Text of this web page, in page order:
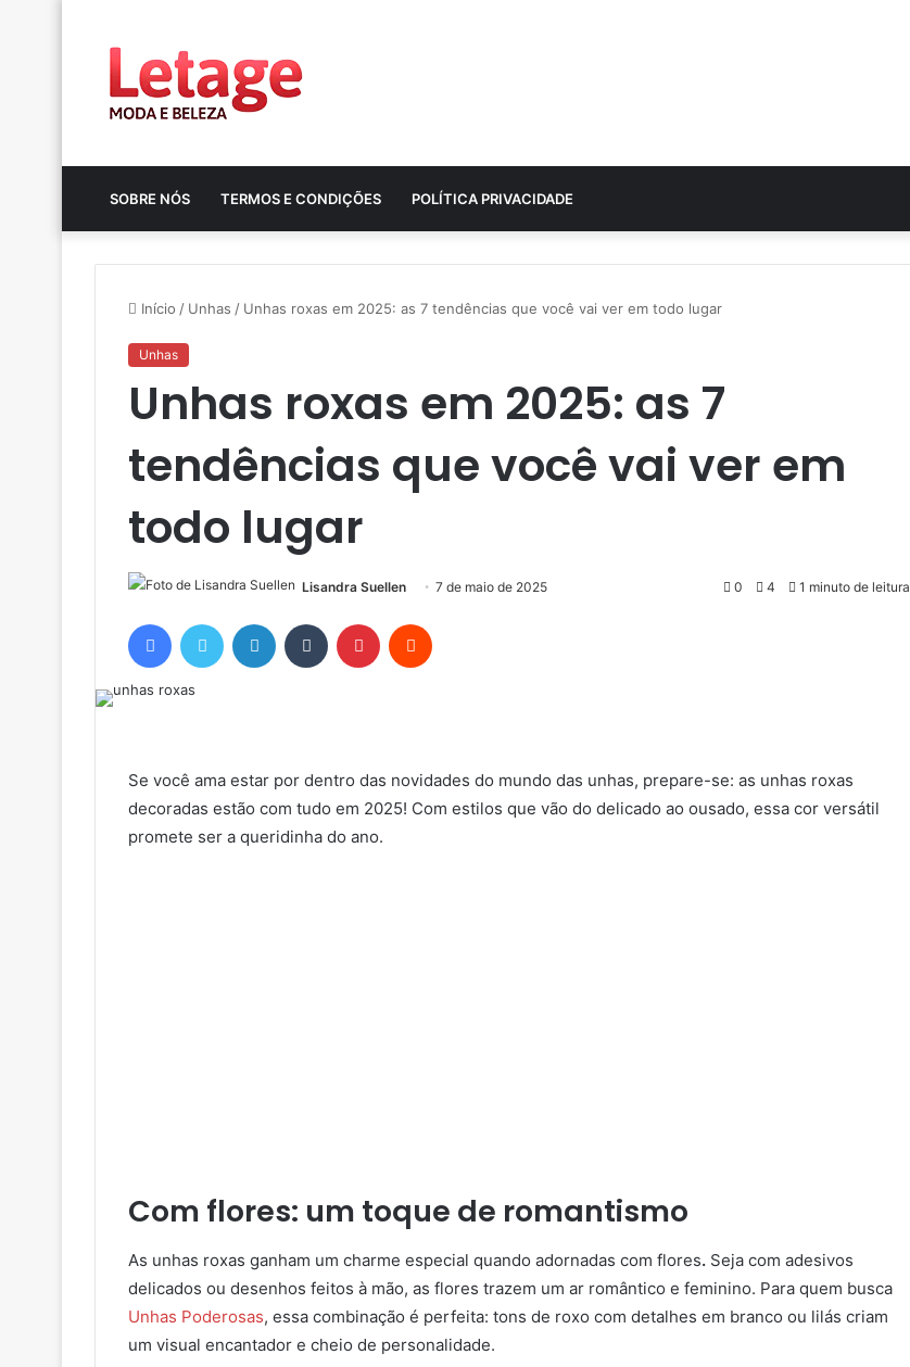
SOBRE NÓS TERMOS E CONDIÇÕES POLÍTICA PRIVACIDADE
Início / Unhas / Unhas roxas em 2025: as 7 tendências que você vai ver em todo lugar
Unhas
Unhas roxas em 2025: as 7
tendências que você vai ver em
todo lugar
Lisandra Suellen 7 de maio de 2025 0 4 1 minuto de leitura
FacebookTwitter Linkedin Tumblr Pinterest
Se você ama estar por dentro das novidades do mundo das unhas, prepare-se: as unhas roxas
decoradas estão com tudo em 2025! Com estilos que vão do delicado ao ousado, essa cor versátil
promete ser a queridinha do ano.
Com flores: um toque de romantismo
As unhas roxas ganham um charme especial quando adornadas com flores. Seja com adesivos
delicados ou desenhos feitos à mão, as flores trazem um ar romântico e feminino. Para quem busca
Unhas Poderosas, essa combinação é perfeita: tons de roxo com detalhes em branco ou lilás criam
um visual encantador e cheio de personalidade.